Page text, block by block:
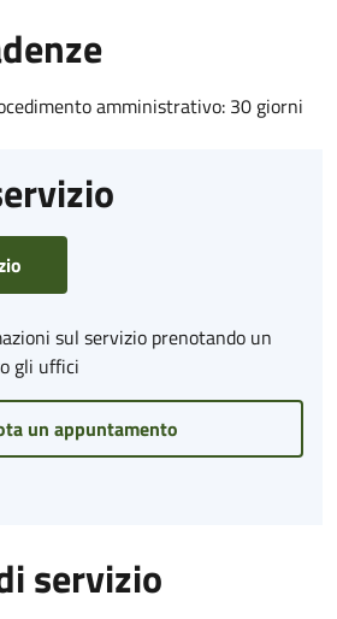
amministrativo: 30 giorni
sul servizio prenotando un
gli uffici
un appuntamento
servizio